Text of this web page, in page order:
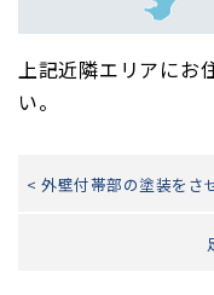
上記近隣エリアにお
い。
< 外壁付帯部の塗装をさ